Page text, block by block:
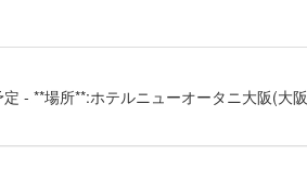
- **場所**:ホテルニューオータニ大阪(大阪